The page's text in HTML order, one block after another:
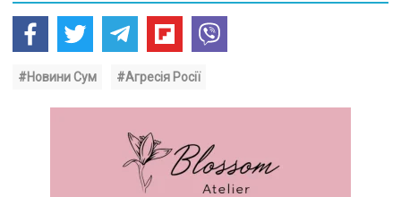
#Новини Сум #Агресія Росії